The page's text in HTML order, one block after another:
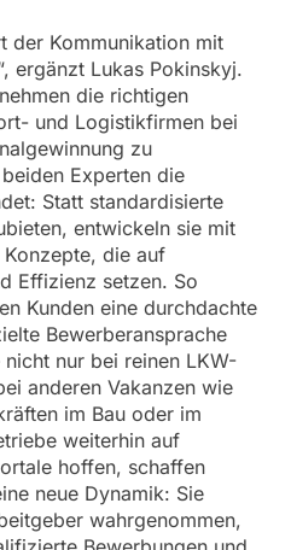
der Kommunikation mit
ergänzt Lukas Pokinskyj.
die richtigen
und Logistikfirmen bei
zu
Experten die
Statt standardisierte
entwickeln sie mit
die auf
Effizienz setzen. So
Kunden eine durchdachte
Bewerberansprache
nur bei reinen LKW-
anderen Vakanzen wie
im Bau oder im
weiterhin auf
hoffen, schaffen
neue Dynamik: Sie
wahrgenommen,